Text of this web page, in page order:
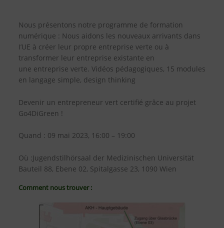
Nous présentons notre programme de formation
numérique : Nous aidons les nouveaux arrivants dans
I’UE à créer leur propre entreprise verte ou à
transformer leur entreprise existante en
une entreprise verte. Vidéos pédagogiques, 15 modules
en langage simple, design thinking
Devenir un entrepreneur vert certifié grâce au projet
Go4DiGreen !
Quand : 09 mai 2023, 16:00 – 19:00
Où :Jugendstilhörsaal der Medizinischen Universität
Bauteil 88, Ebene 02, Spitalgasse 23, 1090 Wien
Comment nous trouver :